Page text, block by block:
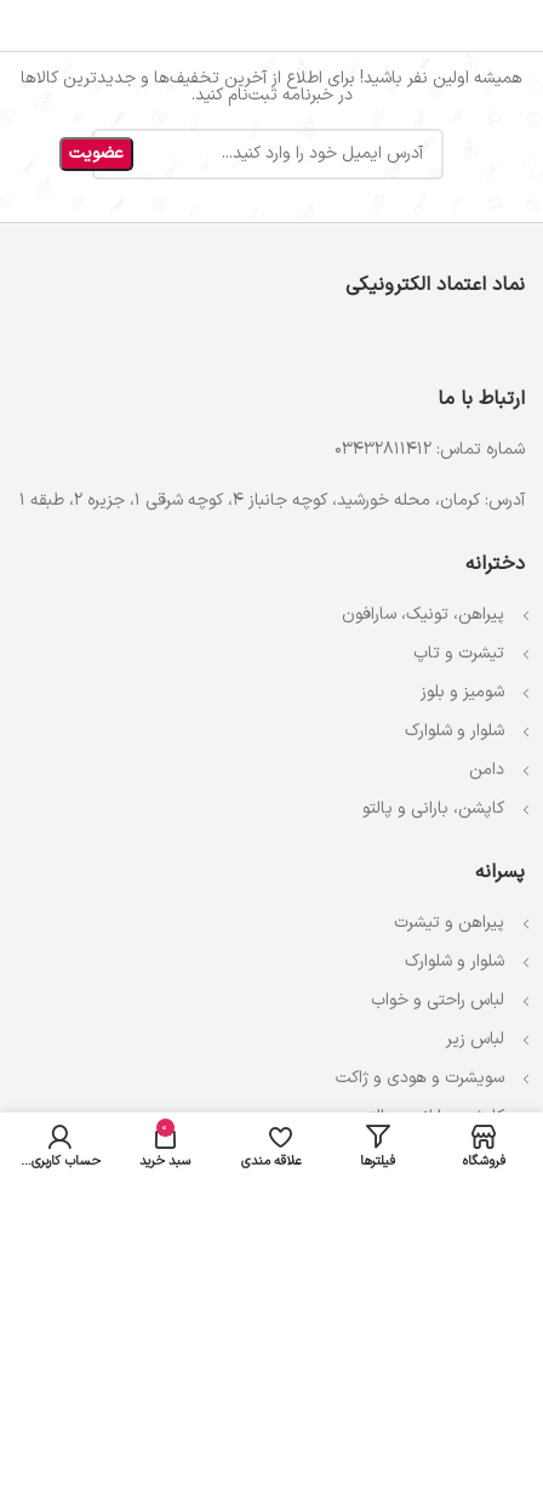
همیشه اولین نفر باشید! برای اطلاع از آخرین تخفیف‌ها و جدیدترین کالاها
در خبرنامه ثبت‌نام کنید.
نماد اعتماد الکترونیکی
ارتباط با ما
شماره تماس: 03432811412
آدرس: کرمان، محله خورشید، کوچه جانباز 4، کوچه شرقی 1، جزیره 2، طبقه 1
دخترانه
پیراهن، تونیک، سارافون
تیشرت و تاپ
شومیز و بلوز
شلوار و شلوارک
دامن
کاپشن، بارانی و پالتو
پسرانه
پیراهن و تیشرت
شلوار و شلوارک
لباس راحتی و خواب
لباس زیر
سویشرت و هودی و ژاکت
کاپشن، بارانی و پالتو
فروشگاه فیلترها علاقه مندی
0
سبد خرید حساب کاربری من